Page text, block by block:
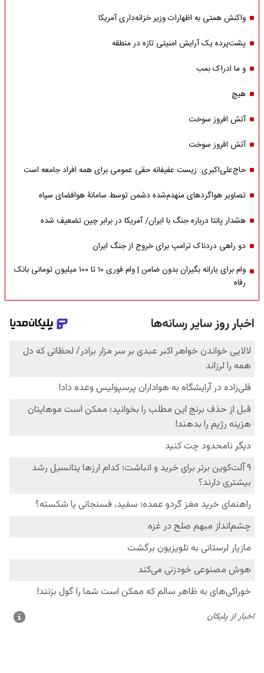
واکنش همتی به اظهارات وزیر خزانه‌داری آمریکا
پشت‌پرده یک آرایش امنیتی تازه در منطقه
و ما ادراک بمب
هیچ
آتش افروز سوخت
آتش افروز سوخت
حاج‌علی‌اکبری: زیست عفیفانه حقی عمومی برای همه افراد جامعه است
تصاویر هواگردهای منهدم‌شده دشمن توسط سامانۀ هوافضای سپاه
هشدار پانتا درباره جنگ با ایران/ آمریکا در برابر چین تضعیف شده
دو راهی دردناک ترامپ برای خروج از جنگ ایران
وام برای یارانه بگیران بدون ضامن | وام فوری ۱۰ تا ۱۰۰ میلیون تومانی بانک
رفاه